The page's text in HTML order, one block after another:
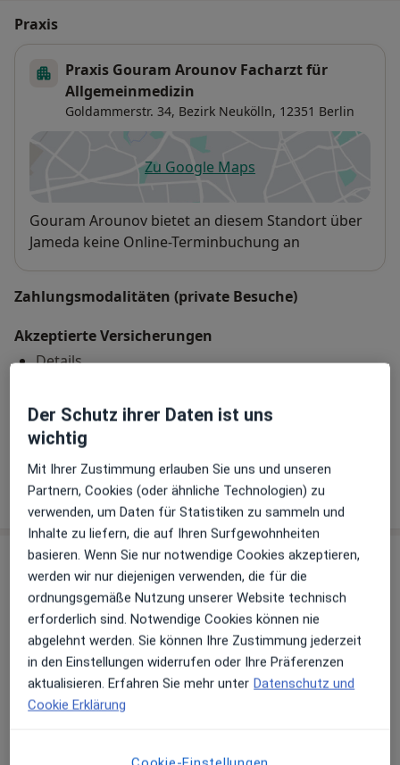
Praxis
Praxis Gouram Arounov Facharzt für
Allgemeinmedizin
Goldammerstr. 34, Bezirk Neukölln, 12351 Berlin
Zu Google Mapsöffnet in einer neuen
Verfügbarkeit
Gouram Arounov bietet an diesem Standort über
Jameda keine Online-Terminbuchung an
Zahlungsmodalitäten (private Besuche)
Akzeptierte Versicherungen
Details
030 66...Telefonnummer anzeigen
030 66...
Mehr Details anzeigen
über die Adresse
Erfahrungen
Bewerten
26 Bewertungen
Der Schutz ihrer Daten ist uns
wichtig
Mit Ihrer Zustimmung erlauben Sie uns und unseren
Partnern, Cookies (oder ähnliche Technologien) zu
verwenden, um Daten für Statistiken zu sammeln und
Inhalte zu liefern, die auf Ihren Surfgewohnheiten
basieren. Wenn Sie nur notwendige Cookies akzeptieren,
werden wir nur diejenigen verwenden, die für die
ordnungsgemäße Nutzung unserer Website technisch
erforderlich sind. Notwendige Cookies können nie
abgelehnt werden. Sie können Ihre Zustimmung jederzeit
in den Einstellungen widerrufen oder Ihre Präferenzen
aktualisieren. Erfahren Sie mehr unter Datenschutz und
Cookie Erklärung